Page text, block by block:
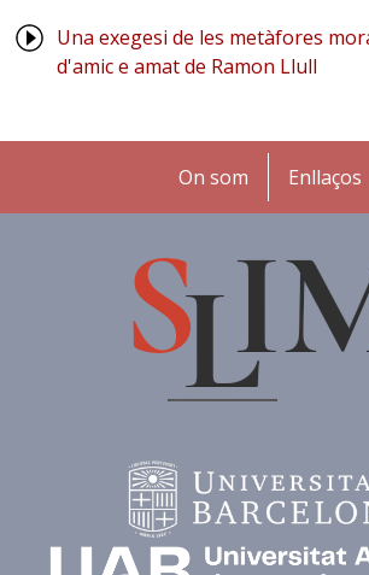
Una exegesi de les metàfores
d'amic e amat de Ramon Llull
Peu
On som Enllaços